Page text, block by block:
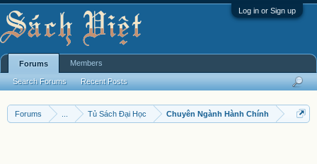
Log in or Sign up
Forums Tủ Sách Đại Học Chuyên Ngành Hành Chính
Forums
Search Forums Recent Posts
Members